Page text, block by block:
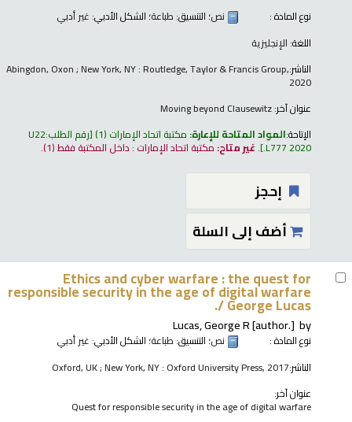
نوع المادة :
نص؛ التنسيق: طباعة؛ الشكل الأدبي: غير أدبي
اللغة: الإنجليزية
الناشر:Abingdon, Oxon ; New York, NY : Routledge, Taylor & Francis Group,
2020
عنوان آخر:Moving beyond Clausewitz
الإتاحة:المواد المتاحة للإعارة: مكتبة اتحاد الإمارات (1) رقم الطلب:U22
.L777 2020
.غير متاح: مكتبة اتحاد الإمارات : داخل المكتبة فقط(1).
إحجز
أضف إلى السلة
Ethics and cyber warfare : the quest for
responsible security in the age of digital warfare
/George Lucas.
by
Lucas, George R[author.]
نوع المادة : نص؛ التنسيق: طباعة؛ الشكل الأدبي: غير أدبي
الناشر:Oxford, UK ; New York, NY : Oxford University Press, 2017
عنوان آخر:
Quest for responsible security in the age of digital warfare